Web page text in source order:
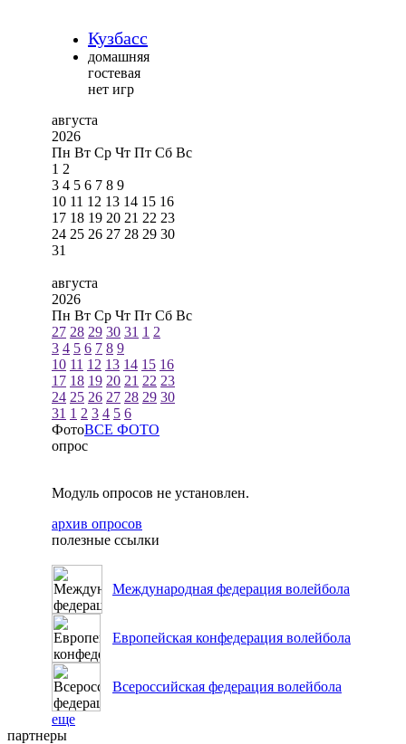
Кузбасс
домашняя
гостевая
нет игр
августа
2026
Пн Вт Ср Чт Пт Сб Вс
1 2
3 4 5 6 7 8 9
10 11 12 13 14 15 16
17 18 19 20 21 22 23
24 25 26 27 28 29 30
31
августа
2026
Пн Вт Ср Чт Пт Сб Вс
27 28 29 30 31 1 2
3 4 5 6 7 8 9
10 11 12 13 14 15 16
17 18 19 20 21 22 23
24 25 26 27 28 29 30
31 1 2 3 4 5 6
ФотоВСЕ ФОТО
опрос
Модуль опросов не установлен.
архив опросов
полезные ссылки
Международная федерация волейбола
Европейская конфедерация волейбола
Всероссийская федерация волейбола
еще
партнеры